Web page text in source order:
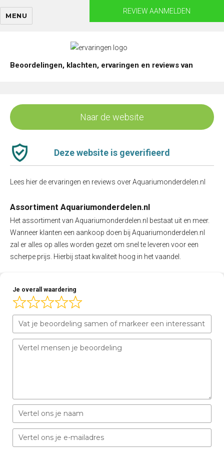
Skip
MENU
REVIEW AANMELDEN
Beoordelingen, klachten, ervaringen en reviews van
Naar de website
Deze website is geverifieerd
Lees hier de ervaringen en reviews over Aquariumonderdelen.nl
Assortiment Aquariumonderdelen.nl
Het assortiment van Aquariumonderdelen.nl bestaat uit en meer.
Wanneer klanten een aankoop doen bij Aquariumonderdelen.nl
zal er alles op alles worden gezet om snel te leveren voor een
scherpe prijs. Hierbij staat kwaliteit hoog in het vaandel.
Je overall waardering